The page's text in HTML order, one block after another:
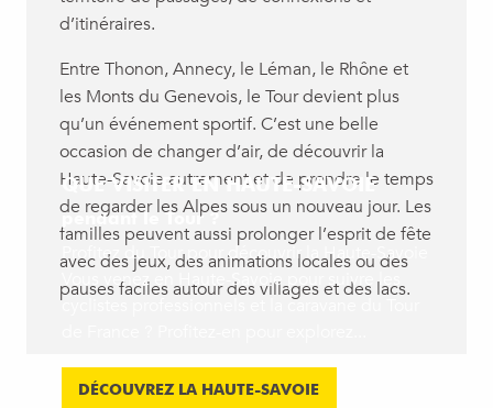
d’itinéraires.
Entre Thonon, Annecy, le Léman, le Rhône et
les Monts du Genevois, le Tour devient plus
qu’un événement sportif. C’est une belle
occasion de changer d’air, de découvrir la
Haute-Savoie autrement et de prendre le temps
de regarder les Alpes sous un nouveau jour. Les
familles peuvent aussi prolonger l’esprit de fête
avec des jeux, des animations locales ou des
pauses faciles autour des villages et des lacs.
QUE VISITER EN HAUTE-SAVOIE
pendant le Tour ?
Profitez du Tour pour découvrir la Haute-Savoie
Vous venez en Haute-Savoie pour suivre les
cyclistes professionnels et la caravane du Tour
DÉCOUVREZ LA HAUTE-SAVOIE